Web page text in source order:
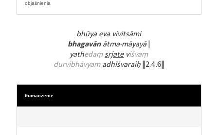
objaśnienia
bhūya evavivitsāmi
bhagavānātma-māyayā|
yathedaṃsṛjateviśvaṃ
durvibhāvyamadhīśvaraiḥ||2.4.6||
tłumaczenie